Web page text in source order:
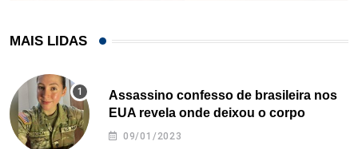
MAIS LIDAS
Assassino confesso de brasileira nos
EUA revela onde deixou o corpo
09/01/2023